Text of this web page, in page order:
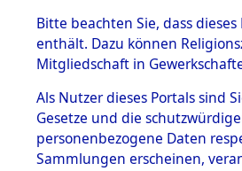
BESTÄNDE
1.
mente
5. Verschiedenes
5.3
Todesmärsche
Bitte beachten Sie, dass
enthält. Dazu können
Mitgliedschaft in
Als Nutzer dieses Portals sind
Gesetze und die
personenbezogene Daten
Sammlungen erscheinen,